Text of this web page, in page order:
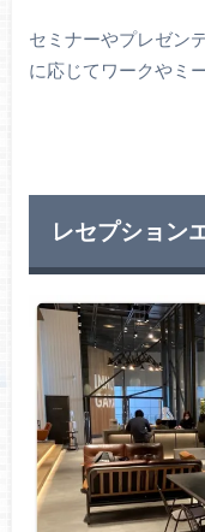
セミナーやプレゼン
に応じてワークやミ
レセプション